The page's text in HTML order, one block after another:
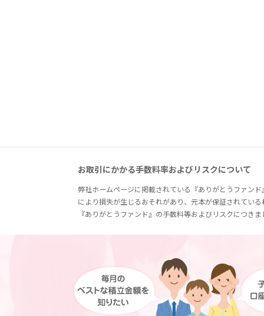
お取引にかかる手数料率およびリスクについて
弊社ホームページに掲載されている『ありがとうファン
により損失が生じるおそれがあり、元本が保証されてい
『ありがとうファンド』の手数料等およびリスクにつき